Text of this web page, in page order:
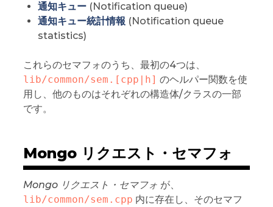
通知キュー(Notification queue)
通知キュー統計情報 (Notification queue
statistics)
これらのセマフォのうち、最初の4つは、
lib/common/sem.[cpp|h] のヘルパー関数を使
用し、他のものはそれぞれの構造体/クラスの一部
です。
Mongo リクエスト・セマフォ
Mongo リクエスト・セマフォ が、
lib/common/sem.cpp 内に存在し、そのセマフ